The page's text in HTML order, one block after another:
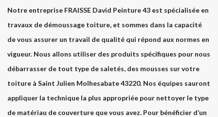
Notre entreprise FRAISSE David Peinture 43 est spécialisée en
travaux de démoussage toiture, et sommes dans la capacité
de vous assurer un travail de qualité qui répond aux normes en
vigueur. Nous allons utiliser des produits spécifiques pour nous
débarrasser de tout type de saletés, des mousses sur votre
toiture à Saint Julien Molhesabate 43220. Nos équipes sauront
appliquer la technique la plus appropriée pour nettoyer le type
de matériau de couverture que vous avez. Pour bénéficier d’un